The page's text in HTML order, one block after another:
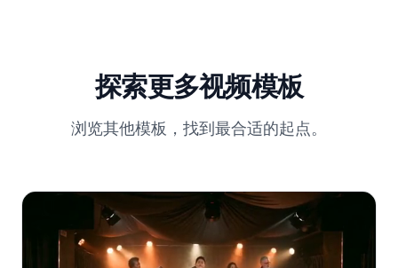
探索更多视频模板
浏览其他模板，找到最合适的起点。